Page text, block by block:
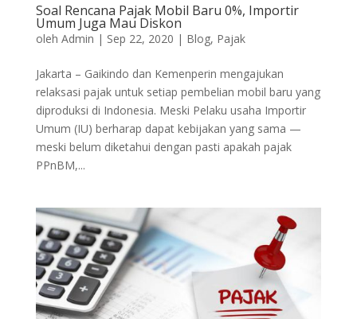
Soal Rencana Pajak Mobil Baru 0%, Importir
Umum Juga Mau Diskon
oleh Admin | Sep 22, 2020 | Blog, Pajak
Jakarta – Gaikindo dan Kemenperin mengajukan
relaksasi pajak untuk setiap pembelian mobil baru yang
diproduksi di Indonesia. Meski Pelaku usaha Importir
Umum (IU) berharap dapat kebijakan yang sama —
meski belum diketahui dengan pasti apakah pajak
PPnBM,...